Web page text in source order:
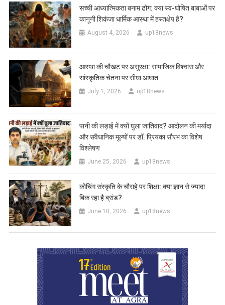
सच्ची आध्यात्मिकता बनाम ढोंग: क्या स्व-घोषित बाबाओं पर
कानूनी शिकंजा धार्मिक आस्था में हस्तक्षेप है?
August 4, 2026 up18news
आस्था की चौखट पर असुरक्षा: सामाजिक विश्वास और
सांस्कृतिक चेतना पर सीधा आघात
July 1, 2026 up18news
पानी की लड़ाई में क्यों घुला जातिवाद? आंदोलन की मर्यादा
और संवैधानिक मूल्यों पर डॉ. प्रियंका सौरभ का विशेष
विश्लेषण
June 25, 2026 up18news
कोचिंग संस्कृति के चौराहे पर शिक्षा: क्या ज्ञान से ज्यादा
बिक रहा है ब्रांड?
June 10, 2026 up18news